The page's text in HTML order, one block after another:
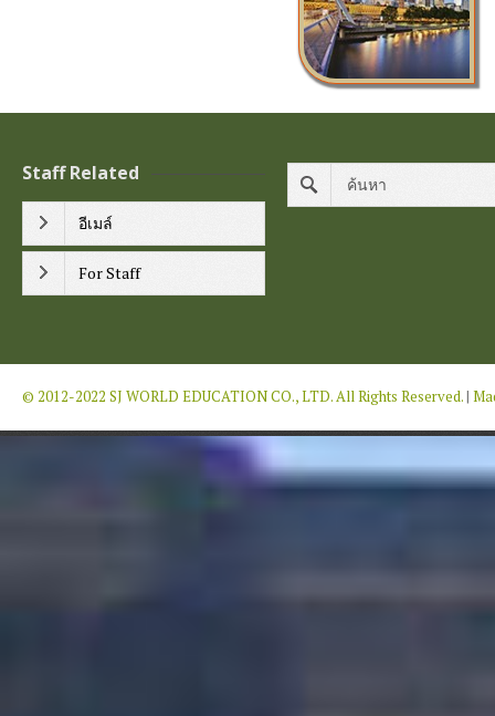
Staff Related
อีเมล์
For Staff
© 2012-2022 SJ WORLD EDUCATION CO., LTD. All Rights Reserved.|